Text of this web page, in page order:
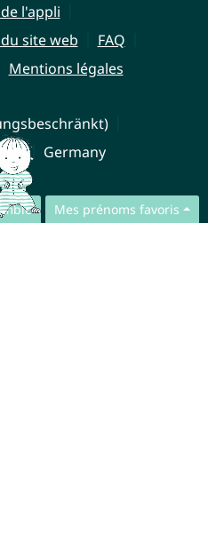
Mes prénoms favoris
l'appli
site web
FAQ
Mentions légales
Germany